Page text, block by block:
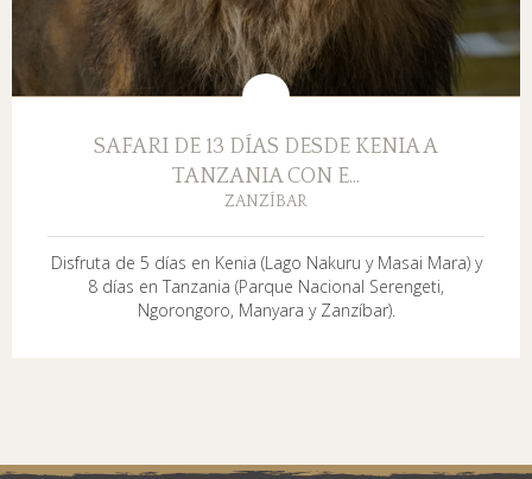
SAFARI DE 13 DÍAS DESDE KENIA A
TANZANIA CON E...
ZANZÍBAR
Disfruta de 5 días en Kenia (Lago Nakuru y Masai Mara) y
8 días en Tanzania (Parque Nacional Serengeti,
Ngorongoro, Manyara y Zanzíbar).